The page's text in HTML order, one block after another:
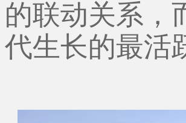
的联动关系，
代生长的最活